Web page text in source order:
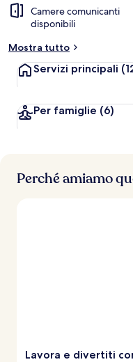
Camere comunicanti
disponibili
Mostra tutto
Servizi principali
Per famiglie (6)
Perché amiamo
Lavora e divertiti